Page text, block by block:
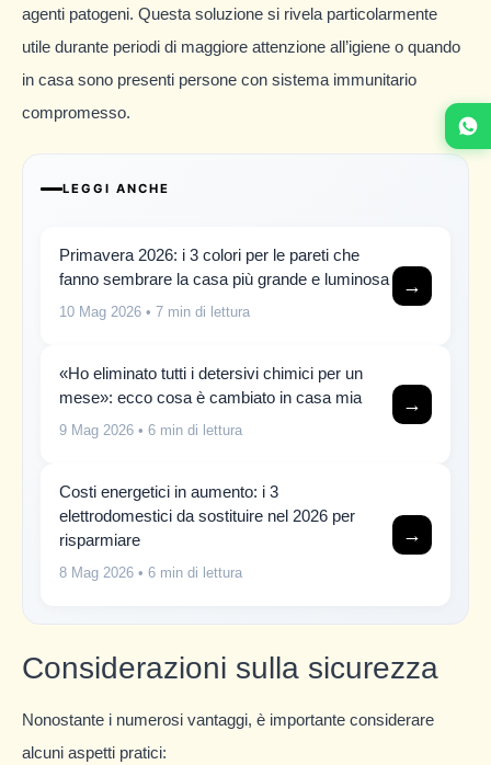
agenti patogeni. Questa soluzione si rivela particolarmente
utile durante periodi di maggiore attenzione all’igiene o quando
in casa sono presenti persone con sistema immunitario
compromesso.
LEGGI ANCHE
Primavera 2026: i 3 colori per le pareti che
fanno sembrare la casa più grande e luminosa
10 Mag 2026 • 7 min di lettura
→
«Ho eliminato tutti i detersivi chimici per un
mese»: ecco cosa è cambiato in casa mia
9 Mag 2026 • 6 min di lettura
→
Costi energetici in aumento: i 3
elettrodomestici da sostituire nel 2026 per
risparmiare
8 Mag 2026 • 6 min di lettura
→
Considerazioni sulla sicurezza
Nonostante i numerosi vantaggi, è importante considerare
alcuni aspetti pratici: